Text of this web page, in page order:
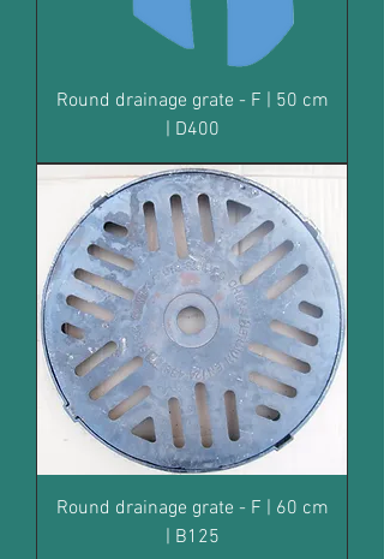
Round drainage grate - F | 50 cm
| D400
Round drainage grate - F | 60 cm
| B125